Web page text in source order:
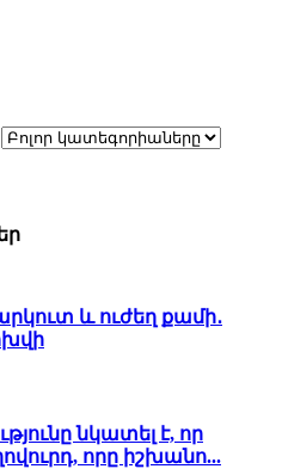
և ուժեղ քամի․
նկատել է, որ
որը իշխանո...